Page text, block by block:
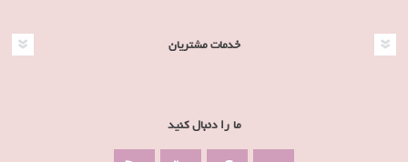
خدمات مشتریان
ما را دنبال کنید